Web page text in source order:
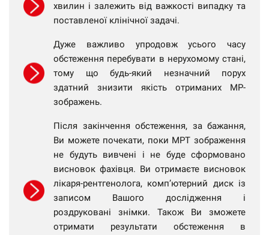
хвилин і залежить від важкості випадку та
поставленої клінічної задачі.
Дуже важливо упродовж усього часу
обстеження перебувати в нерухомому стані,
тому що будь-який незначний порух
здатний знизити якість отриманих МР-
зображень.
Після закінчення обстеження, за бажання,
Ви можете почекати, поки МРТ зображення
не будуть вивчені і не буде сформовано
висновок фахівця. Ви отримаєте висновок
лікаря-рентгенолога, комп’ютерний диск із
записом Вашого дослідження і
роздруковані знімки. Також Ви зможете
отримати результати обстеження в